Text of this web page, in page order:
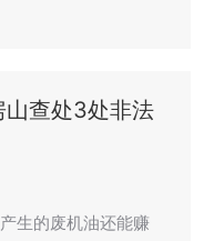
山查处3处非法
生的废机油还能赚